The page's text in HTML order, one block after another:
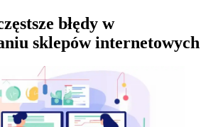
błędy w
sklepów internetowych